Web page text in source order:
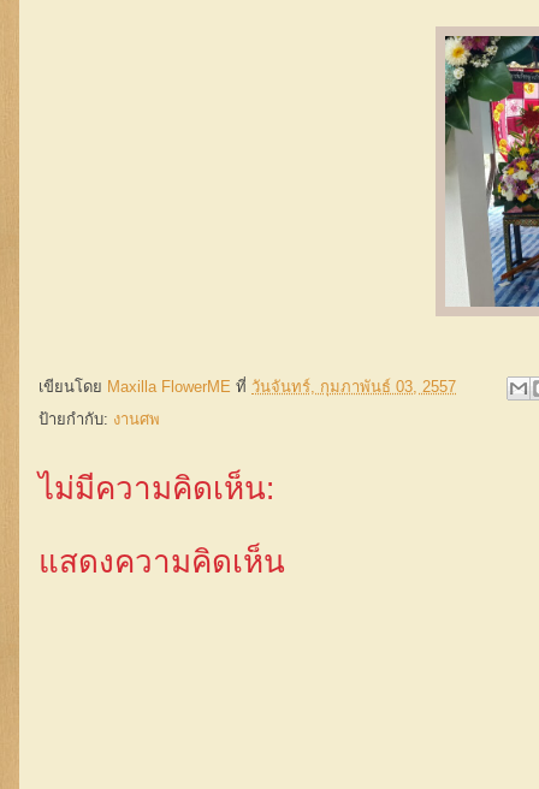
เขียนโดย Maxilla FlowerME ที่ วันจันทร์, กุมภาพันธ์ 03, 2557
ป้ายกำกับ: งานศพ
ไม่มีความคิดเห็น:
แสดงความคิดเห็น